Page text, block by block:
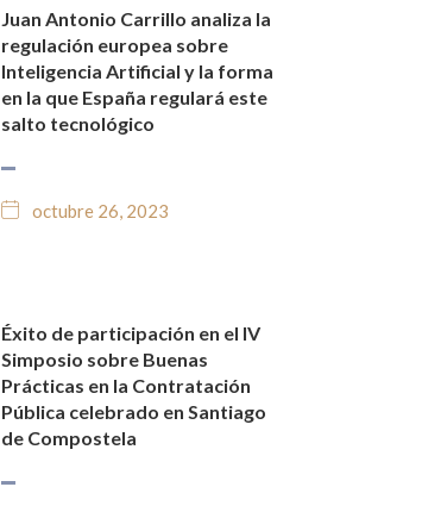
NOTICIAS Y BLOG JURÍDICO
Juan Antonio Carrillo analiza la
regulación europea sobre
Inteligencia Artificial y la forma
en la que España regulará este
salto tecnológico
octubre 26, 2023
NOTICIAS Y BLOG JURÍDICO
Éxito de participación en el IV
Simposio sobre Buenas
Prácticas en la Contratación
Pública celebrado en Santiago
de Compostela